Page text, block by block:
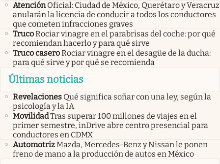
Atención Oficial: Ciudad de México, Querétaro y Veracruz
anularán la licencia de conducir a todos los conductores
que cometen infracciones graves
TrucoRociar vinagre en el parabrisas del coche: por qué
recomiendan hacerlo y para qué sirve
Truco caseroRociar vinagre en el desagüe de la ducha:
para qué sirve y por qué se recomienda
Últimas noticias
Revelaciones Qué significa soñar con una ley, según la
psicología y la IA
MovilidadTras superar 100 millones de viajes en el
primer semestre, inDrive abre centro presencial para
conductores en CDMX
AutomotrizMazda, Mercedes-Benz y Nissan le ponen
freno de mano a la producción de autos en México